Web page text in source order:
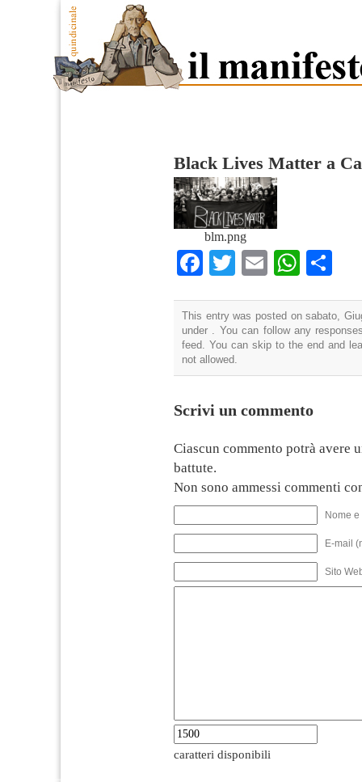
Black Lives Matter a
blm.png
Facebook
TwitterEmail
This entry was posted on sabato,
under . You can follow any
feed. You can skip to the end and
not allowed.
Scrivi un commento
Ciascun commento potrà avere
battute.
Non sono ammessi commenti
Nome
E-mail
Sito
caratteri disponibili